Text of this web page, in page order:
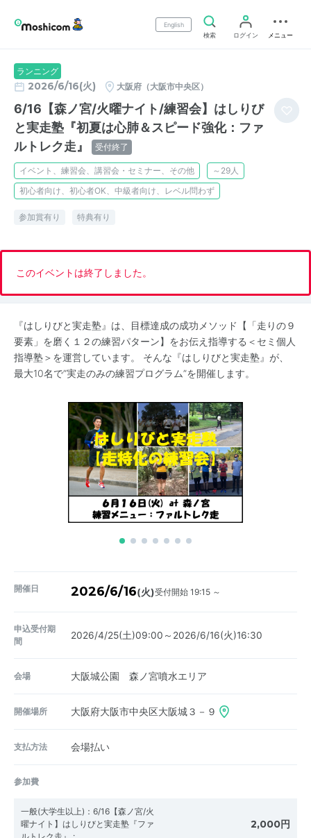
English
検索
ログイン メニュー
ランニング
2026/6/16(火) 大阪府（大阪市中央区）
6/16【森ノ宮/火曜ナイト/練習会】はしりび
と実走塾『初夏は心肺＆スピード強化：ファ
ルトレク走』
受付終了
イベント、練習会、講習会・セミナー、その他
～29人
初心者向け、初心者OK、中級者向け、レベル問わず
参加賞有り 特典有り
このイベントは終了しました。
『はしりびと実走塾』は、目標達成の成功メソッド【「走りの９
要素」を磨く１２の練習パターン】をお伝え指導する＜セミ個人
指導塾＞を運営しています。 そんな『はしりびと実走塾』が、
最大10名で”実走のみの練習プログラム”を開催します。
開催日 2026/6/16(火)受付開始 19:15 ～
申込受付期
間
2026/4/25(土)09:00～2026/6/16(火)16:30
会場 大阪城公園 森ノ宮噴水エリア
開催場所 大阪府大阪市中央区大阪城３－９
支払方法 会場払い
参加費
一般(大学生以上)：6/16【森ノ宮/火
曜ナイト】はしりびと実走塾『ファ
2,000円